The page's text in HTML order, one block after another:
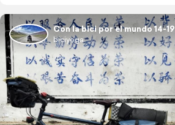
Con la bici por el mundo 14-19
biciyoga